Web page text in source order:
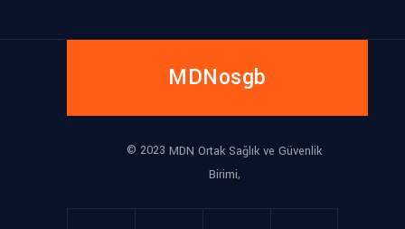
MDNosgb
© 2023 MDN Ortak Sağlık ve Güvenlik
Birimi,